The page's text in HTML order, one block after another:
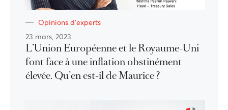
Opinions d'experts
23 mars, 2023
L’Union Européenne et le Royaume-Uni
font face à une inflation obstinément
élevée. Qu’en est-il de Maurice ?